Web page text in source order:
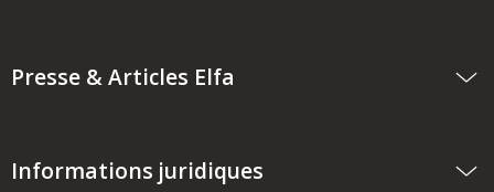
Presse & Articles Elfa
Informations juridiques